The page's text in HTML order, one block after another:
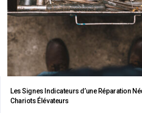
Les Signes Indicateurs d’une Réparation
Chariots Élévateurs